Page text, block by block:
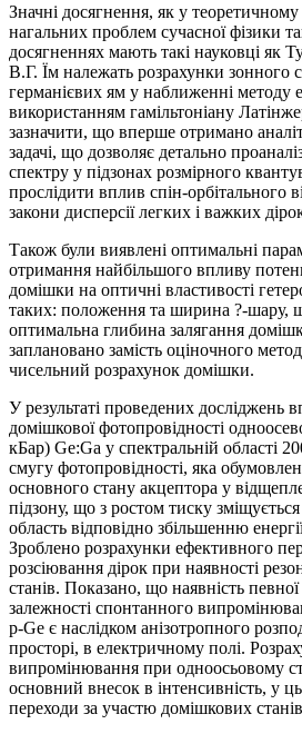
Значні досягнення, як у теоретичному
нагальних проблем сучасної фізики
досягненнях мають такі науковці як
В.Г. Їм належать розрахунки зонного
германієвих ям у наближенні методу
використанням гамільтоніану
зазначити, що вперше отримано
задачі, що дозволяє детально
спектру у підзонах розмірного
прослідити вплив спін-орбітального
закони дисперсії легких і важких
Також були виявлені оптимальні
отримання найбільшого впливу
домішки на оптичні властивості
таких: положення та ширина ?-шару,
оптимальна глибина залягання
заплановано замість оціночного
чисельний розрахунок домішки.
У результаті проведених досліджень
домішкової фотопровідності
кБар) Ge:Ga у спектральній області
смугу фотопровідності, яка
основного стану акцептора у
підзону, що з ростом тиску
область відповідно збільшенню
Зроблено розрахунки ефективного
розсіювання дірок при наявності
станів. Показано, що наявність
залежності спонтанного
p-Ge є наслідком анізотропного
просторі, в електричному полі.
випромінювання при одноосьовому
основний внесок в інтенсивність, у
переходи за участю домішкових